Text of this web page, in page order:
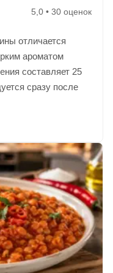
5,0 • 30 оценок
отличается
ароматом
составляет 25
сразу после